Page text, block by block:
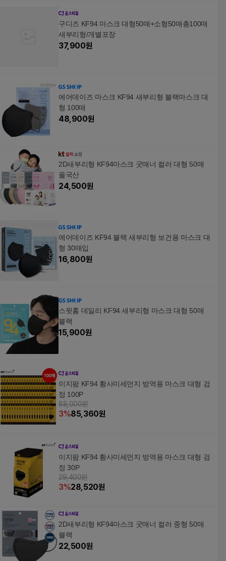
구디즈 KF94 마스크 대형50매+소형50매총100매
새부리형/개별포장
37,900원
에어데이즈 마스크 KF94 새부리형 블랙마스크 대
형 100매
48,900원
2D새부리형 KF94마스크 굿매너 컬러 대형 50매
올국산
24,500원
에어데이즈 KF94 블랙 새부리형 보건용 마스크 대
형 30매입
16,800원
스윗홈 데일리 KF94 새부리형 마스크 대형 50매
블랙
15,900원
이지팜 KF94 황사미세먼지 방역용 마스크 대형 검
정 100P
88,000원
3%85,360원
이지팜 KF94 황사미세먼지 방역용 마스크 대형 검
정 30P
29,400원
3%28,520원
2D새부리형 KF94마스크 굿매너 컬러 중형 50매
블랙
22,500원